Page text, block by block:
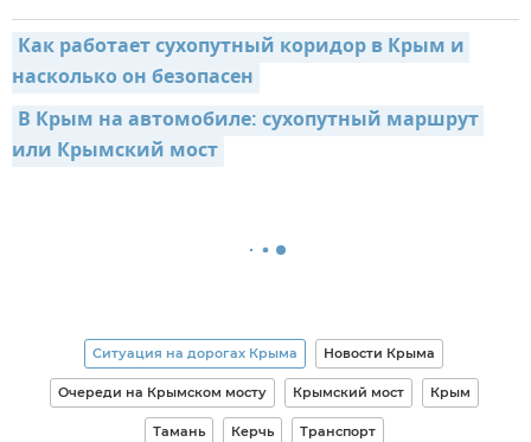
Как работает сухопутный коридор в Крым и
насколько он безопасен
В Крым на автомобиле: сухопутный маршрут
или Крымский мост
Ситуация на дорогах Крыма Новости Крыма
Очереди на Крымском мосту Крымский мост Крым
Тамань Керчь Транспорт